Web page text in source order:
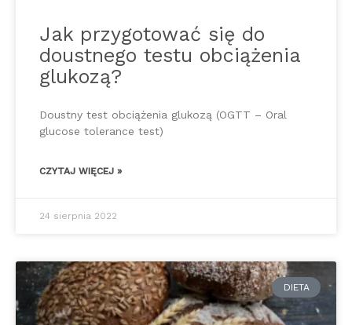
Jak przygotować się do
doustnego testu obciążenia
glukozą?
Doustny test obciążenia glukozą (OGTT – Oral
glucose tolerance test)
CZYTAJ WIĘCEJ »
24 sierpnia 2022
DIETA